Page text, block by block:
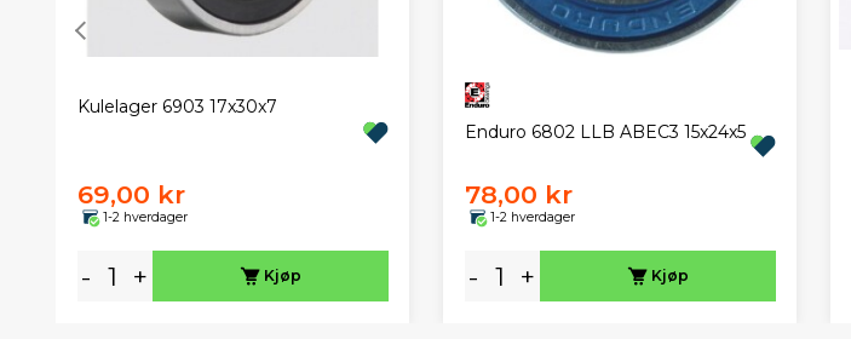
Kulelager 6903 17x30x7
69,00 kr
1-2 hverdager
- + Kjøp
Enduro 6802 LLB ABEC3 15x24x5
78,00 kr
1-2 hverdager
- + Kjøp